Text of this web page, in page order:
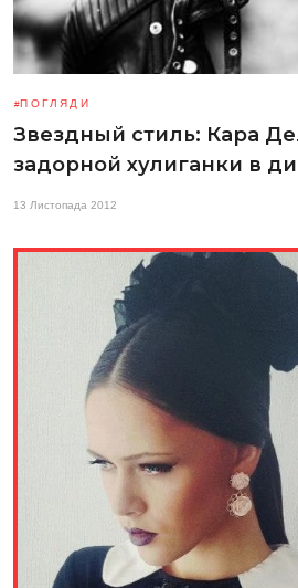
ПОГЛЯДИ
Звездный стиль: Кара
задорной хулиганки в
13 Листопада 2012